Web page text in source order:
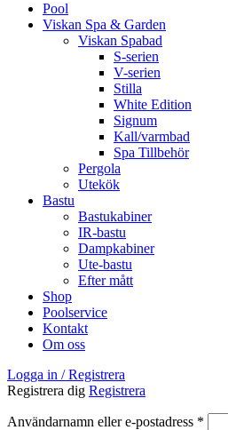
Pool
Viskan Spa & Garden
Viskan Spabad
S-serien
V-serien
Stilla
White Edition
Signum
Kall/varmbad
Spa Tillbehör
Pergola
Utekök
Bastu
Bastukabiner
IR-bastu
Dampkabiner
Ute-bastu
Efter mått
Shop
Poolservice
Kontakt
Om oss
Logga in / Registrera
Registrera dig Registrera
Användarnamn eller e-postadress *